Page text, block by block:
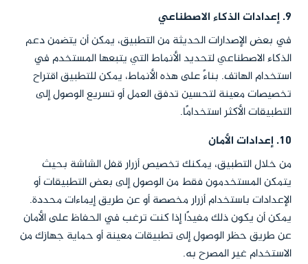
9. إعدادات الذكاء الاصطناعي
في بعض الإصدارات الحديثة من التطبيق، يمكن أن يتضمن دعم
الذكاء الاصطناعي لتحديد الأنماط التي يتبعها المستخدم في
استخدام الهاتف. بناءً على هذه الأنماط، يمكن للتطبيق اقتراح
تخصيصات معينة لتحسين تدفق العمل أو تسريع الوصول إلى
التطبيقات الأكثر استخدامًا.
10. إعدادات الأمان
من خلال التطبيق، يمكنك تخصيص أزرار قفل الشاشة بحيث
يتمكن المستخدمون فقط من الوصول إلى بعض التطبيقات أو
الإعدادات باستخدام أزرار مخصصة أو عن طريق إيماءات محددة.
يمكن أن يكون ذلك مفيدًا إذا كنت ترغب في الحفاظ على الأمان
عن طريق حظر الوصول إلى تطبيقات معينة أو حماية جهازك من
الاستخدام غير المصرح به.